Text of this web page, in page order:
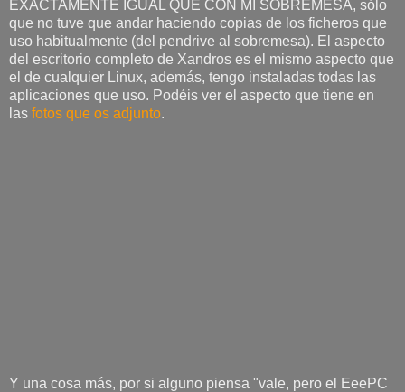
EXACTAMENTE IGUAL QUE CON MI SOBREMESA, sólo
que no tuve que andar haciendo copias de los ficheros que
uso habitualmente (del pendrive al sobremesa). El aspecto
del escritorio completo de Xandros es el mismo aspecto que
el de cualquier Linux, además, tengo instaladas todas las
aplicaciones que uso. Podéis ver el aspecto que tiene en
las fotos que os adjunto.
Y una cosa más, por si alguno piensa "vale, pero el EeePC